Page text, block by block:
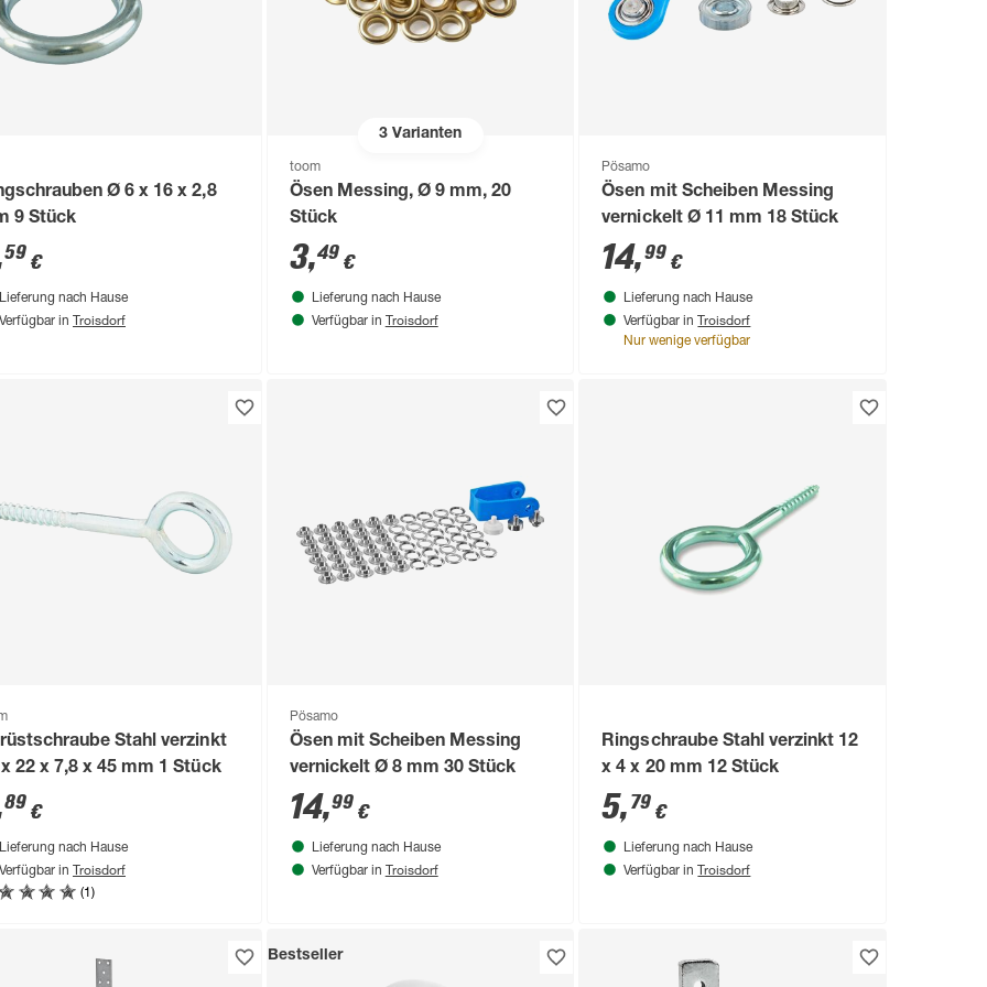
Ø 6 x 16 x 2,8
mm 9 Stück
59 €
Lieferung nach Hause
Verfügbar in Troisdorf
3 Varianten
toom
Ösen Messing, Ø 9 mm, 20
Stück
3,49€
Lieferung nach Hause
Verfügbar in Troisdorf
Pösamo
Ösen mit Scheiben Messing
vernickelt Ø 11 mm 18 Stück
14,99 €
Lieferung nach Hause
Verfügbar in Troisdorf
Nur wenige verfügbar
Stahl verzinkt
22 x 7,8 x 45 mm 1 Stück
89 €
Lieferung nach Hause
Verfügbar in Troisdorf
(1)
Pösamo
Ösen mit Scheiben Messing
vernickelt Ø 8 mm 30 Stück
14,99€
Lieferung nach Hause
Verfügbar in Troisdorf
Ringschraube Stahl verzinkt 12
x 4 x 20 mm 12 Stück
5,79 €
Lieferung nach Hause
Verfügbar in Troisdorf
Bestseller